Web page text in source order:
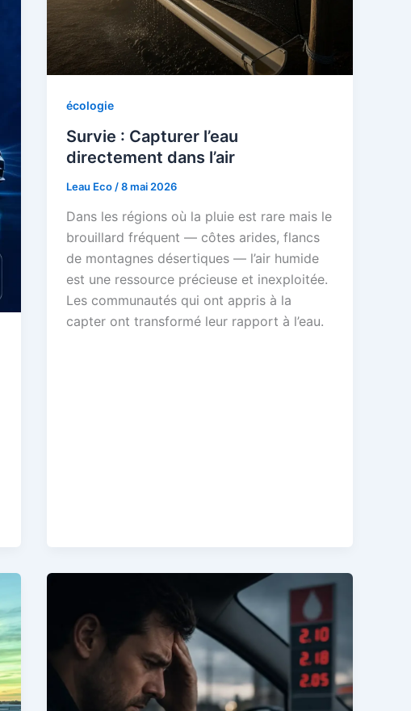
écologie
Survie : Capturer l’eau
directement dans l’air
Leau Eco /8 mai 2026
Dans les régions où la pluie est rare mais le
brouillard fréquent — côtes arides, flancs
de montagnes désertiques — l’air humide
est une ressource précieuse et inexploitée.
Les communautés qui ont appris à la
capter ont transformé leur rapport à l’eau.